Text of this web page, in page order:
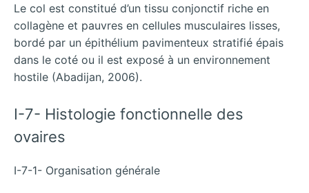
Le col est constitué d’un tissu conjonctif riche en
collagène et pauvres en cellules musculaires lisses,
bordé par un épithélium pavimenteux stratifié épais
dans le coté ou il est exposé à un environnement
hostile (Abadijan, 2006).
I-7- Histologie fonctionnelle des
ovaires
I-7-1- Organisation générale